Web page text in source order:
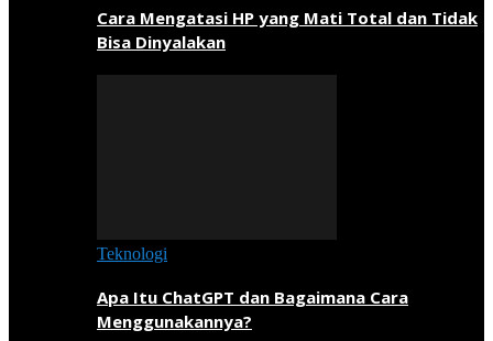
Cara Mengatasi HP yang Mati Total dan Tidak
Bisa Dinyalakan
Teknologi
Apa Itu ChatGPT dan Bagaimana Cara
Menggunakannya?